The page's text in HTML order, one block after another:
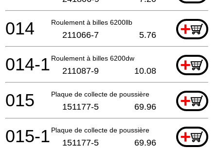
Roulement à billes 6200llb +
014 211066-7 5.76
Roulement à billes 6200dw +
014-1 211087-9 10.08
Plaque de collecte de poussière +
015 151177-5 69.96
Plaque de collecte de poussière +
015-1 151177-5 69.96